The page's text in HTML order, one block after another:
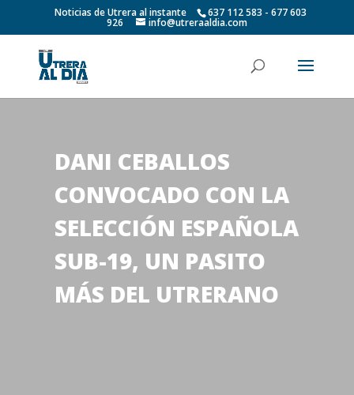
Noticias de Utrera al instante 637 112 583 - 677 603
926 info@utreraaldia.com
DANI CEBALLOS
CONVOCADO CON LA
SELECCIÓN ESPAÑOLA
SUB-19, UN PASITO
MÁS DEL UTRERANO